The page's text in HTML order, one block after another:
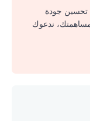
تحسين جودة
مساهمتك، ندعوك